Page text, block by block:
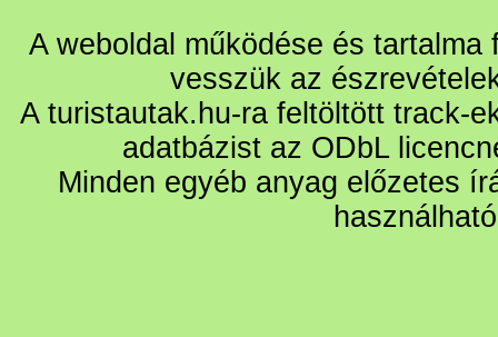
A weboldal működése és
vesszük az
A turistautak.hu-ra feltöltött track-
adatbázist az ODbL
Minden egyéb anyag előzetes